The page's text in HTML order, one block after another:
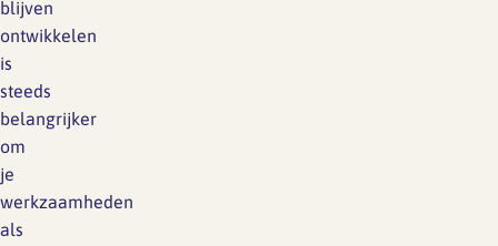
blijven
ontwikkelen
is
steeds
belangrijker
om
je
werkzaamheden
als